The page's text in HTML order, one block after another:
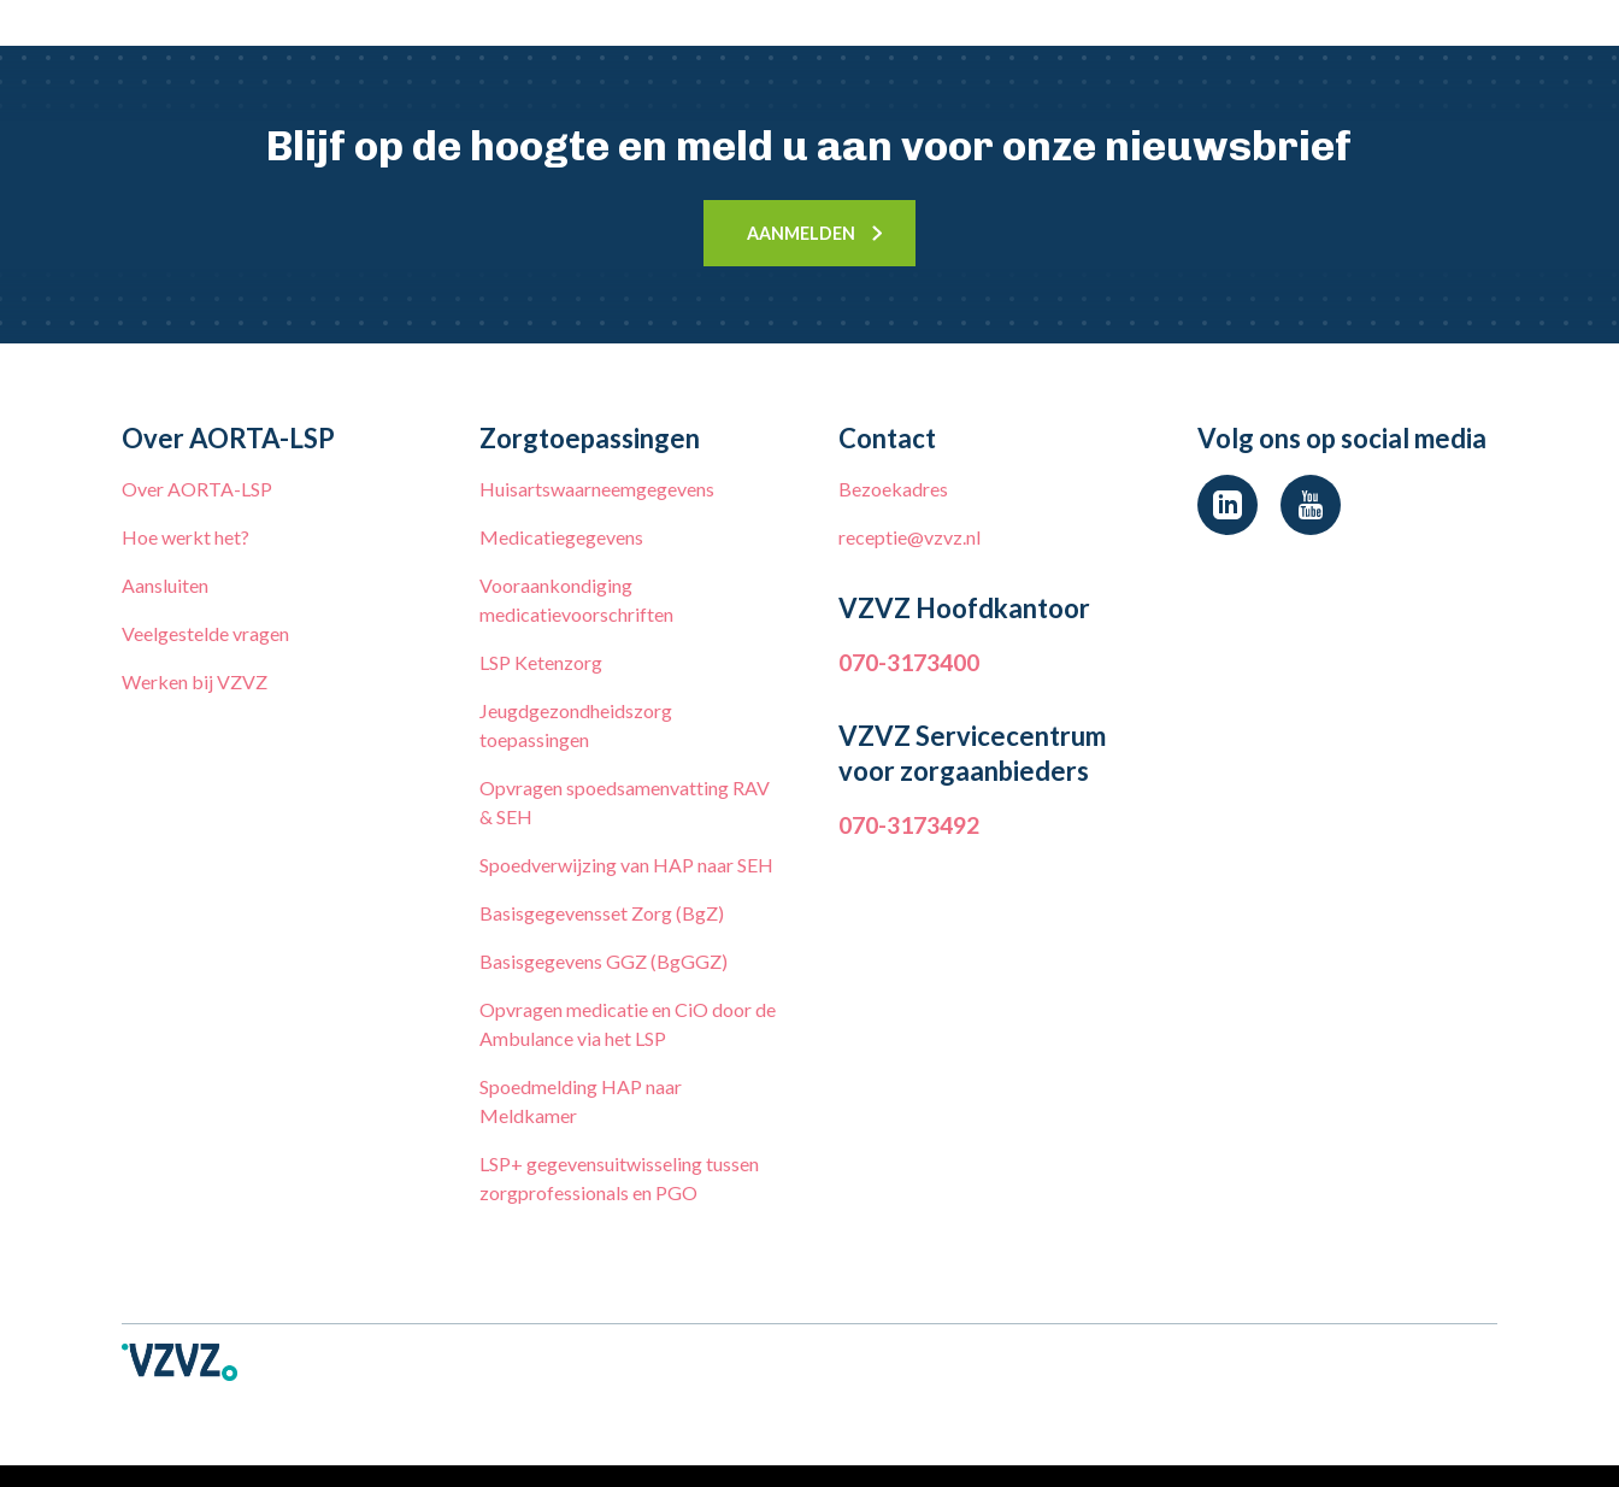
Blijf op de hoogte en meld u aan voor onze nieuwsbrief
AANMELDEN
Over AORTA-LSP
Over AORTA-LSP
Hoe werkt het?
Aansluiten
Veelgestelde vragen
Werken bij VZVZ
Zorgtoepassingen
Huisartswaarneemgegevens
Medicatiegegevens
Vooraankondiging
medicatievoorschriften
LSP Ketenzorg
Jeugdgezondheidszorg
toepassingen
Opvragen spoedsamenvatting RAV
& SEH
Spoedverwijzing van HAP naar SEH
Basisgegevensset Zorg (BgZ)
Basisgegevens GGZ (BgGGZ)
Opvragen medicatie en CiO door de
Ambulance via het LSP
Spoedmelding HAP naar
Meldkamer
LSP+ gegevensuitwisseling tussen
zorgprofessionals en PGO
Contact
Bezoekadres
receptie@vzvz.nl
VZVZ Hoofdkantoor
070-3173400
VZVZ Servicecentrum
voor zorgaanbieders
070-3173492
Volg ons op social media